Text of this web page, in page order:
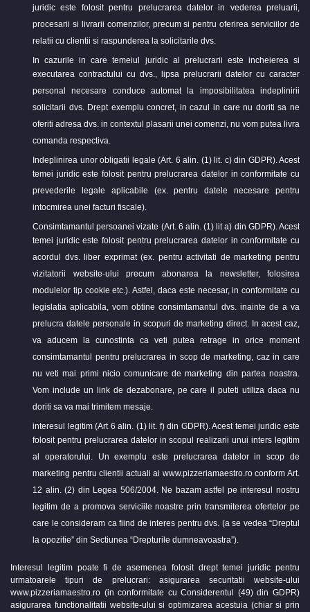
juridic este folosit pentru prelucrarea datelor in vederea preluarii,
procesarii si livrarii comenzilor, precum si pentru oferirea serviciilor de
relatii cu clientii si raspunderea la solicitarile dvs.
In cazurile in care temeiul juridic al prelucrarii este incheierea si
executarea contractului cu dvs., lipsa prelucrarii datelor cu caracter
personal necesare conduce automat la imposibilitatea indeplinirii
solicitarii dvs. Drept exemplu concret, in cazul in care nu doriti sa ne
oferiti adresa dvs. in contextul plasarii unei comenzi, nu vom putea livra
comanda respectiva.
Indeplinirea unor obligatii legale (Art. 6 alin. (1) lit. c) din GDPR). Acest
temei juridic este folosit pentru prelucrarea datelor in conformitate cu
prevederile legale aplicabile (ex. pentru datele necesare pentru
intocmirea unei facturi fiscale).
Consimtamantul persoanei vizate (Art. 6 alin. (1) lit a) din GDPR). Acest
temei juridic este folosit pentru prelucrarea datelor in conformitate cu
acordul dvs. liber exprimat (ex. pentru activitati de marketing pentru
vizitatorii website-ului precum abonarea la newsletter, folosirea
modulelor tip cookie etc.). Astfel, daca este necesar, in conformitate cu
legislatia aplicabila, vom obtine consimtamantul dvs. inainte de a va
prelucra datele personale in scopuri de marketing direct. In acest caz,
va aducem la cunostinta ca veti putea retrage in orice moment
consimtamantul pentru prelucrarea in scop de marketing, caz in care
nu veti mai primi nicio comunicare de marketing din partea noastra.
Vom include un link de dezabonare, pe care il puteti utiliza daca nu
doriti sa va mai trimitem mesaje.
interesul legitim (Art 6 alin. (1) lit. f) din GDPR). Acest temei juridic este
folosit pentru prelucrarea datelor in scopul realizarii unui inters legitim
al operatorului. Un exemplu este prelucrarea datelor in scop de
marketing pentru clientii actuali ai www.pizzeriamaestro.ro conform Art.
12 alin. (2) din Legea 506/2004. Ne bazam astfel pe interesul nostru
legitim de a promova serviciile noastre prin transmiterea ofertelor pe
care le consideram ca fiind de interes pentru dvs. (a se vedea “Dreptul
la opozitie” din Sectiunea “Drepturile dumneavoastra”).
Interesul legitim poate fi de asemenea folosit drept temei juridic pentru
urmatoarele tipuri de prelucrari: asigurarea securitatii website-ului
www.pizzeriamaestro.ro (in conformitate cu Considerentul (49) din GDPR)
asigurarea functionalitatii website-ului si optimizarea acestuia (chiar si prin